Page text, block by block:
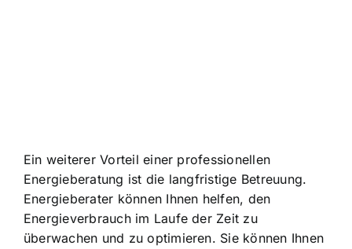
Ein weiterer Vorteil einer professionellen
Energieberatung ist die langfristige Betreuung.
Energieberater können Ihnen helfen, den
Energieverbrauch im Laufe der Zeit zu
überwachen und zu optimieren. Sie können Ihnen